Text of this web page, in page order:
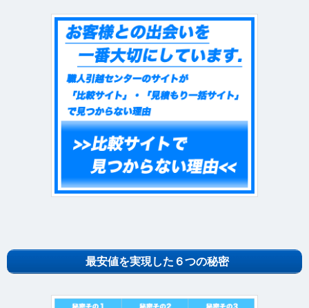
最安値を実現した６つの秘密